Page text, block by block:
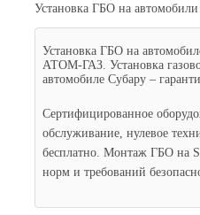
Установка ГБО на
Установка ГБО на
АТОМ-ГАЗ. Установка
автомобиле Субару –
Сертифицированное
обслуживание, нулевое
бесплатно. Монтаж ГБО на
норм и требований